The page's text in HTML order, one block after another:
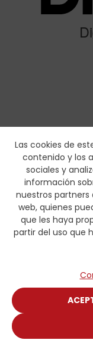
Las cookies de
contenido y los
sociales y
información
nuestros partners
web, quienes
que les haya
partir del uso que
© COPYRIGHT 2025